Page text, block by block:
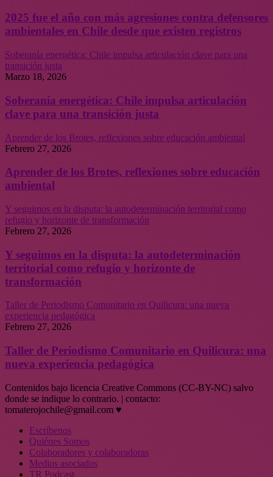
2025 fue el año con más agresiones contra defensores
ambientales en Chile desde que existen registros
Soberanía energética: Chile impulsa articulación clave para una
transición justa
Marzo 18, 2026
Soberanía energética: Chile impulsa articulación
clave para una transición justa
Aprender de los Brotes, reflexiones sobre educación ambiental
Febrero 27, 2026
Aprender de los Brotes, reflexiones sobre educación
ambiental
Y seguimos en la disputa: la autodeterminación territorial como
refugio y horizonte de transformación
Febrero 27, 2026
Y seguimos en la disputa: la autodeterminación
territorial como refugio y horizonte de
transformación
Taller de Periodismo Comunitario en Quilicura: una nueva
experiencia pedagógica
Febrero 27, 2026
Taller de Periodismo Comunitario en Quilicura: una
nueva experiencia pedagógica
Contenidos bajo licencia Creative Commons (CC-BY-NC) salvo
donde se indique lo contrario. | contacto:
tomaterojochile@gmail.com ♥
Escríbenos
Quiénes Somos
Colaboradores y colaboradoras
Medios asociados
TR Podcast